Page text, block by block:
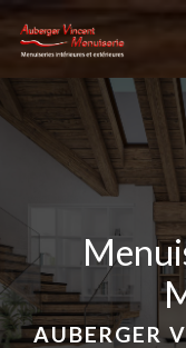
menuiserie intérieure
Panneau de gestion